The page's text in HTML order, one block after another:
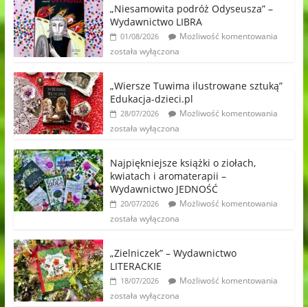
„Niesamowita podróż Odyseusza” –
Wydawnictwo LIBRA
01/08/2026
Możliwość komentowania
została wyłączona
„Wiersze Tuwima ilustrowane sztuką”
Edukacja-dzieci.pl
28/07/2026
Możliwość komentowania
została wyłączona
Najpiękniejsze książki o ziołach,
kwiatach i aromaterapii –
Wydawnictwo JEDNOŚĆ
20/07/2026
Możliwość komentowania
została wyłączona
„Zielniczek” – Wydawnictwo
LITERACKIE
18/07/2026
Możliwość komentowania
została wyłączona